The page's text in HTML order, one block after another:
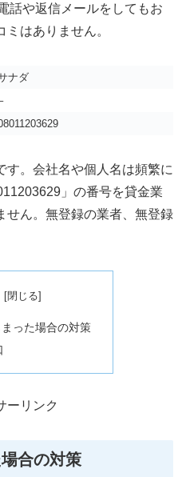
話や返信メールをしてもお
はありません。
ナダ
す。会社名や個人名は頻繁に
」の番号を貸金業
せん。無登録の業者、無登録
った場合の対策
ーリンク
合の対策